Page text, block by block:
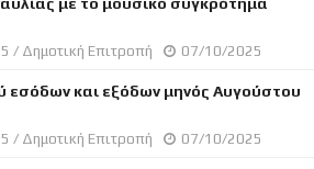
/ Δημοτική Επιτροπή 07/10/2025
εσόδων και εξόδων μηνός Αυγούστου
/ Δημοτική Επιτροπή 07/10/2025